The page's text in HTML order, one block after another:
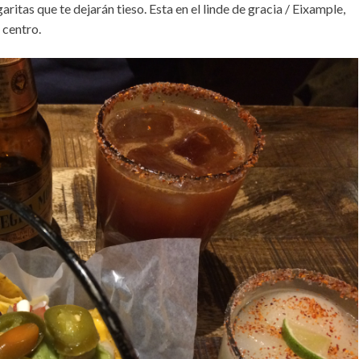
que te dejarán tieso. Esta en el linde de gracia / Eixample,
centro.